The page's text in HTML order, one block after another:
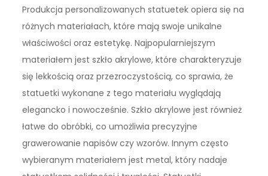
Produkcja personalizowanych statuetek opiera się na
różnych materiałach, które mają swoje unikalne
właściwości oraz estetykę. Najpopularniejszym
materiałem jest szkło akrylowe, które charakteryzuje
się lekkością oraz przezroczystością, co sprawia, że
statuetki wykonane z tego materiału wyglądają
elegancko i nowocześnie. Szkło akrylowe jest również
łatwe do obróbki, co umożliwia precyzyjne
grawerowanie napisów czy wzorów. Innym często
wybieranym materiałem jest metal, który nadaje